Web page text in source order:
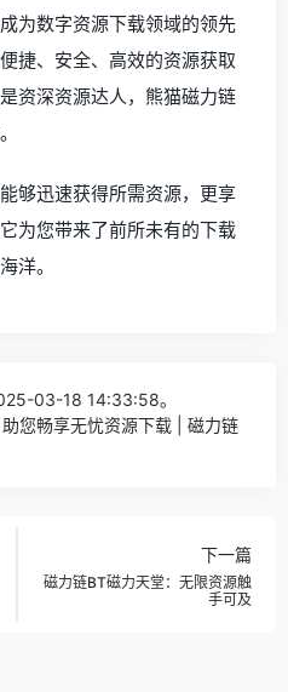
为数字资源下载领域的领先
捷、安全、高效的资源获取
资深资源达人，熊猫磁力链
够迅速获得所需资源，更享
为您带来了前所未有的下载
洋。
03-18 14:33:58。
您畅享无忧资源下载 | 磁力链
下一篇
磁力链BT磁力天堂：无限资源触
手可及